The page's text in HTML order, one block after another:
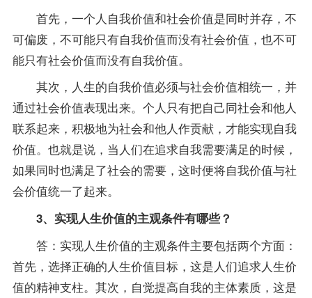
首先，一个人自我价值和社会价值是同时并存，不
可偏废，不可能只有自我价值而没有社会价值，也不可
能只有社会价值而没有自我价值。
其次，人生的自我价值必须与社会价值相统一，并
通过社会价值表现出来。个人只有把自己同社会和他人
联系起来，积极地为社会和他人作贡献，才能实现自我
价值。也就是说，当人们在追求自我需要满足的时候，
如果同时也满足了社会的需要，这时便将自我价值与社
会价值统一了起来。
3、实现人生价值的主观条件有哪些？
答：实现人生价值的主观条件主要包括两个方面：
首先，选择正确的人生价值目标，这是人们追求人生价
值的精神支柱。其次，自觉提高自我的主体素质，这是